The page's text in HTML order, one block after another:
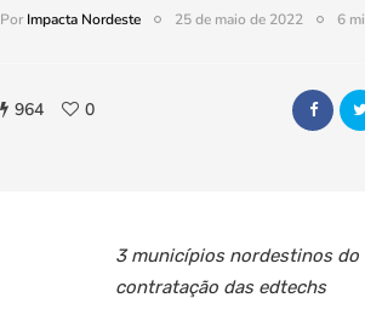
PorImpacta Nordeste 25 de maio de 2022 6
964 0
3 municípios nordestinos do
contratação das edtechs